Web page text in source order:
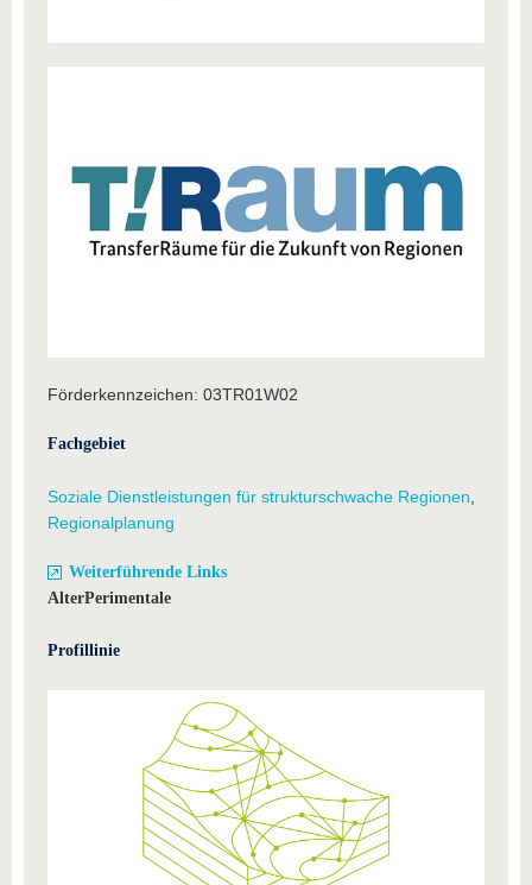
Förderkennzeichen: 03TR01W02
Fachgebiet
Soziale Dienstleistungen für strukturschwache Regionen
Regionalplanung
Weiterführende Links
AlterPerimentale
Profillinie